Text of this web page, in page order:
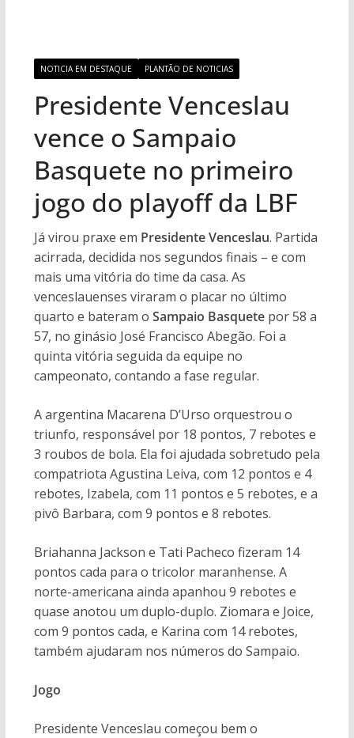
NOTICIA EM DESTAQUE PLANTÃO DE NOTICIAS
Presidente Venceslau
vence o Sampaio
Basquete no primeiro
jogo do playoff da LBF
Já virou praxe em Presidente Venceslau. Partida
acirrada, decidida nos segundos finais – e com
mais uma vitória do time da casa. As
venceslauenses viraram o placar no último
quarto e bateram o Sampaio Basquetepor 58 a
57, no ginásio José Francisco Abegão. Foi a
quinta vitória seguida da equipe no
campeonato, contando a fase regular.
A argentina Macarena D’Urso orquestrou o
triunfo, responsável por 18 pontos, 7 rebotes e
3 roubos de bola. Ela foi ajudada sobretudo pela
compatriota Agustina Leiva, com 12 pontos e 4
rebotes, Izabela, com 11 pontos e 5 rebotes, e a
pivô Barbara, com 9 pontos e 8 rebotes.
Briahanna Jackson e Tati Pacheco fizeram 14
pontos cada para o tricolor maranhense. A
norte-americana ainda apanhou 9 rebotes e
quase anotou um duplo-duplo. Ziomara e Joice,
com 9 pontos cada, e Karina com 14 rebotes,
também ajudaram nos números do Sampaio.
Jogo
Presidente Venceslau começou bem o